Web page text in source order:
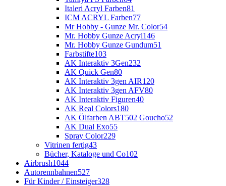
Italeri Acryl Farben81
ICM ACRYL Farben77
Mr Hobby - Gunze Mr. Color54
Mr. Hobby Gunze Acryl146
Mr. Hobby Gunze Gundum51
Farbstifte103
AK Interaktiv 3Gen232
AK Quick Gen80
AK Interaktiv 3gen AIR120
AK Interaktiv 3gen AFV80
AK Interaktiv Figuren40
AK Real Colors180
AK Ölfarben ABT502 Goucho52
AK Dual Exo55
Spray Color229
Vitrinen fertig43
Bücher, Kataloge und Co102
Airbrush1044
Autorennbahnen527
Für Kinder / Einsteiger328